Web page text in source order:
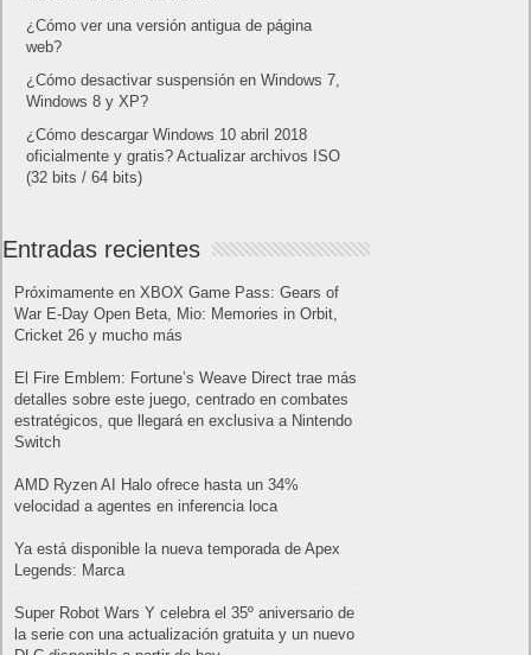
¿Cómo ver una versión antigua de página
web?
¿Cómo desactivar suspensión en Windows 7,
Windows 8 y XP?
¿Cómo descargar Windows 10 abril 2018
oficialmente y gratis? Actualizar archivos ISO
(32 bits / 64 bits)
Entradas recientes
Próximamente en XBOX Game Pass: Gears of
War E-Day Open Beta, Mio: Memories in Orbit,
Cricket 26 y mucho más
El Fire Emblem: Fortune’s Weave Direct trae más
detalles sobre este juego, centrado en combates
estratégicos, que llegará en exclusiva a Nintendo
Switch
AMD Ryzen AI Halo ofrece hasta un 34%
velocidad a agentes en inferencia loca
Ya está disponible la nueva temporada de Apex
Legends: Marca
Super Robot Wars Y celebra el 35º aniversario de
la serie con una actualización gratuita y un nuevo